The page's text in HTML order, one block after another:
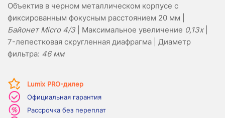
Объектив в черном металлическом корпусе с
фиксированным фокусным расстоянием 20 мм |
Байонет Micro 4/3 | Максимальное увеличение 0,13x|
7-лепестковая скругленная диафрагма | Диаметр
фильтра: 46 мм
Lumix PRO-дилер
Официальная гарантия
Рассрочка без переплат